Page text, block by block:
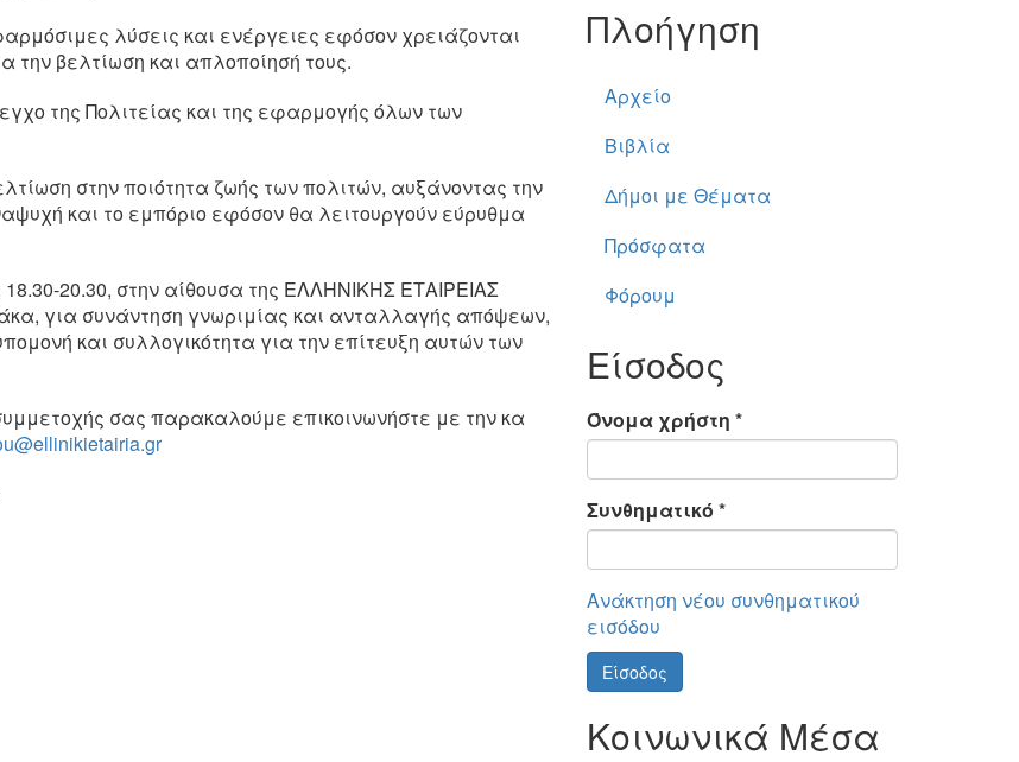
λύσεις και ενέργειες εφόσον χρειάζονται
βελτίωση και απλοποίησή τους.
της Πολιτείας και της εφαρμογής όλων των
στην ποιότητα ζωής των πολιτών, αυξάνοντας την
και το εμπόριο εφόσον θα λειτουργούν εύρυθμα
20.30, στην αίθουσα της ΕΛΛΗΝΙΚΗΣ ΕΤΑΙΡΕΙΑΣ
για συνάντηση γνωριμίας και ανταλλαγής απόψεων,
και συλλογικότητα για την επίτευξη αυτών των
σας παρακαλούμε επικοινωνήστε με την κα
Πλοήγηση
Αρχείο
Βιβλία
Δήμοι με Θέματα
Πρόσφατα
Φόρουμ
Είσοδος
Όνομα χρήστη *
Συνθηματικό *
Ανάκτηση νέου συνθηματικού
εισόδου
Είσοδος
Κοινωνικά Μέσα